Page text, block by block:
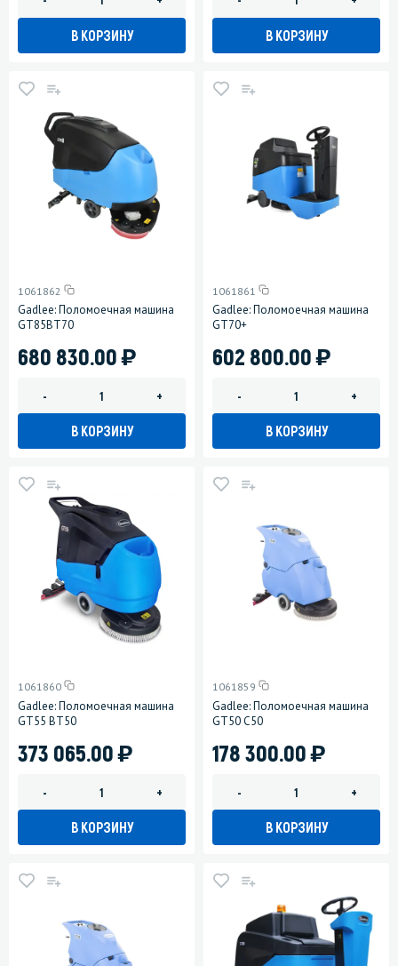
В КОРЗИНУ В КОРЗИНУ
1061862
Gadlee: Поломоечная машина
GT85BT70
680 830.00)
- +
В КОРЗИНУ
1061861
Gadlee: Поломоечная машина
GT70+
602 800.00)
- +
В КОРЗИНУ
1061860
Gadlee: Поломоечная машина
GT55 BT50
373 065.00)
- +
В КОРЗИНУ
1061859
Gadlee: Поломоечная машина
GT50 C50
178 300.00)
- +
В КОРЗИНУ